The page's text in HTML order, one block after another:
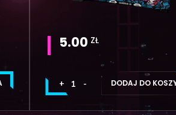
5.00 ZŁ
DODAJ DO